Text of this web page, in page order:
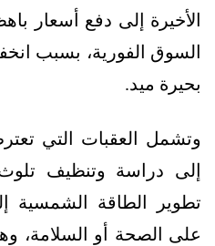
الأخيرة إلى دفع أسعار
السوق الفورية، بسبب
بحيرة ميد.
وتشمل العقبات التي
إلى دراسة وتنظيف
تطوير الطاقة الشمسية
على الصحة أو السلامة،